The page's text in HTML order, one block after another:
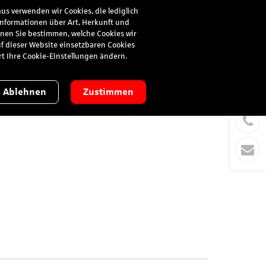
Suche
verwenden wir Cookies, die lediglich
über Art, Herkunft und
Sie bestimmen, welche Cookies wir
dieser Website einsetzbaren Cookies
Ihre Cookie-Einstellungen ändern.
Ablehnen Zustimmen